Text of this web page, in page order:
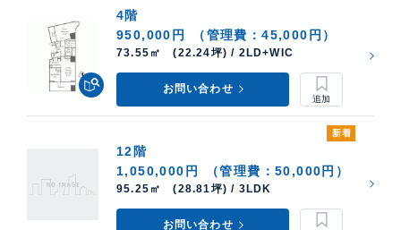
4階
950,000円
（管理費：45,000円）
73.55㎡ (22.24坪) / 2LD+WIC
お問い合わせ
新着
12階
1,050,000円
（管理費：50,000円）
95.25㎡ (28.81坪) / 3LDK
お問い合わせ